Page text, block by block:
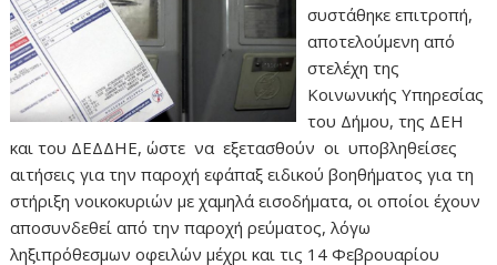
συστάθηκε επιτροπή,
αποτελούμενη από
στελέχη της
Κοινωνικής Υπηρεσίας
του Δήμου, της ΔΕΗ
και του ΔΕΔΔΗΕ, ώστε να εξετασθούν οι υποβληθείσες
αιτήσεις για την παροχή εφάπαξ ειδικού βοηθήματος για τη
στήριξη νοικοκυριών με χαμηλά εισοδήματα, οι οποίοι έχουν
αποσυνδεθεί από την παροχή ρεύματος, λόγω
ληξιπρόθεσμων οφειλών μέχρι και τις 14 Φεβρουαρίου